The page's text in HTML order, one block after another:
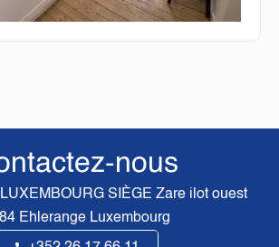
nous
SIÈGE Zare ilot ouest
Ehlerange Luxembourg